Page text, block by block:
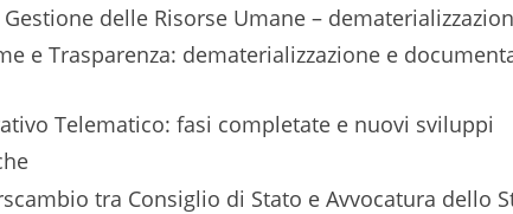
delle Risorse Umane –
e Trasparenza: dematerializzazione e
Telematico: fasi completate e nuovi sviluppi
tra Consiglio di Stato e Avvocatura dello